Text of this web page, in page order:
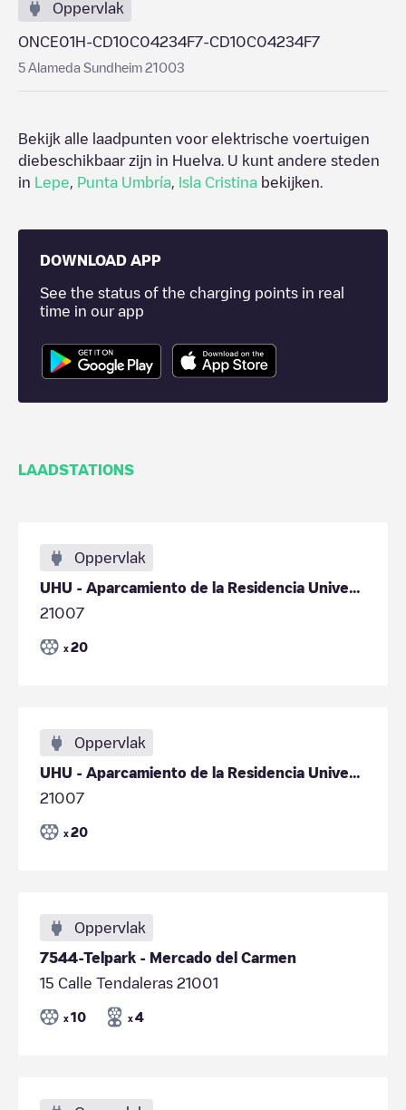
Oppervlak
ONCE01H-CD10C04234F7-CD10C04234F7
5 Alameda Sundheim 21003
Bekijk alle laadpunten voor elektrische voertuigen
diebeschikbaar zijn in Huelva . U kunt andere steden
in
Lepe Punta Umbría Isla Cristina bekijken.
DOWNLOAD APP
See the status of the charging points in real
time in our app
LAADSTATIONS
Oppervlak
UHU - Aparcamiento de la Residencia Universitaria
21007
x 20
Oppervlak
UHU - Aparcamiento de la Residencia Universitaria
21007
x 20
Oppervlak
7544-Telpark - Mercado del Carmen
15 Calle Tendaleras 21001
x 10 x 4